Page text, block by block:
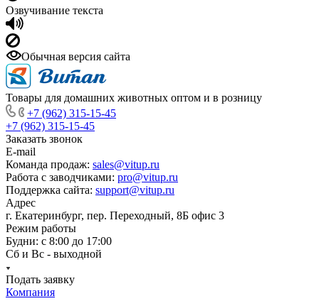
Озвучивание текста
Обычная версия сайта
Товары для домашних животных оптом и в розницу
+7 (962) 315-15-45
+7 (962) 315-15-45
Заказать звонок
E-mail
Команда продаж: sales@vitup.ru
Работа с заводчиками: pro@vitup.ru
Поддержка сайта: support@vitup.ru
Адрес
г. Екатеринбург, пер. Переходный, 8Б офис 3
Режим работы
Будни: с 8:00 до 17:00
Сб и Вс - выходной
Подать заявку
Компания